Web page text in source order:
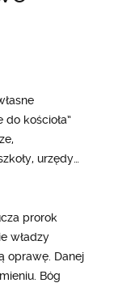
kościoła”
urzędy…
prorok
władzy
oprawę. Danej
Bóg